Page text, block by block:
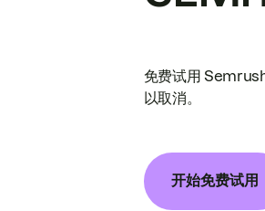
免费试用
以取消。
开始免费试用